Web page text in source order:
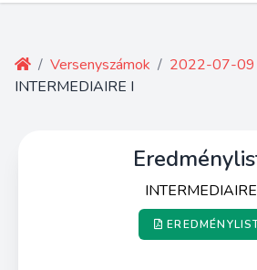
/ Versenyszámok / 2022-07-09
INTERMEDIAIRE I